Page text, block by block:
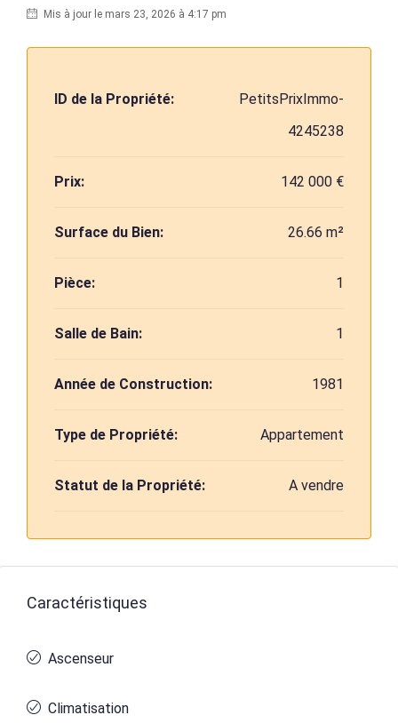
Mis à jour le mars 23, 2026 à 4:17 pm
ID de la Propriété:
PetitsPrixImmo-
4245238
Prix: 142 000 €
Surface du Bien: 26.66 m²
Pièce: 1
Salle de Bain: 1
Année de Construction: 1981
Type de Propriété: Appartement
Statut de la Propriété: A vendre
Caractéristiques
Ascenseur
Climatisation